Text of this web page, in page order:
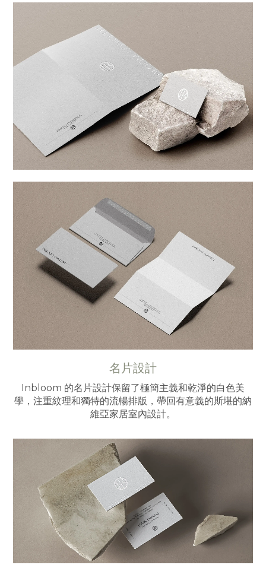
名片設計
Inbloom 的名片設計保留了極簡主義和乾淨的白色美
學，注重紋理和獨特的流暢排版，帶回有意義的斯堪的納
維亞家居室內設計。